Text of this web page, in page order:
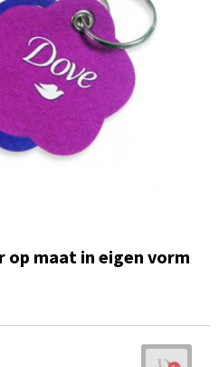
maat in eigen vorm